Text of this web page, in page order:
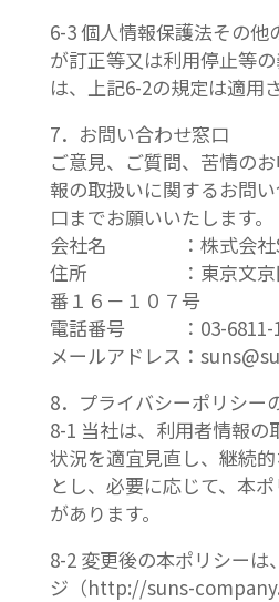
6-3 個人情報保護法その他
が訂正等又は利用停止等
は、上記6-2の規定は適用
7．お問い合わせ窓口
ご意見、ご質問、苦情の
報の取扱いに関するお問
口までお願いいたします。
会社名 ：株式会社
住所 ：東京文京区
番１６－１０７号
電話番号 ：03-6811-
メールアドレス：
8．プライバシーポリシー
8-1 当社は、利用者情報の
状況を適宜見直し、継続
とし、必要に応じて、本
があります。
8-2 変更後の本ポリシーは
ジ（http://suns-